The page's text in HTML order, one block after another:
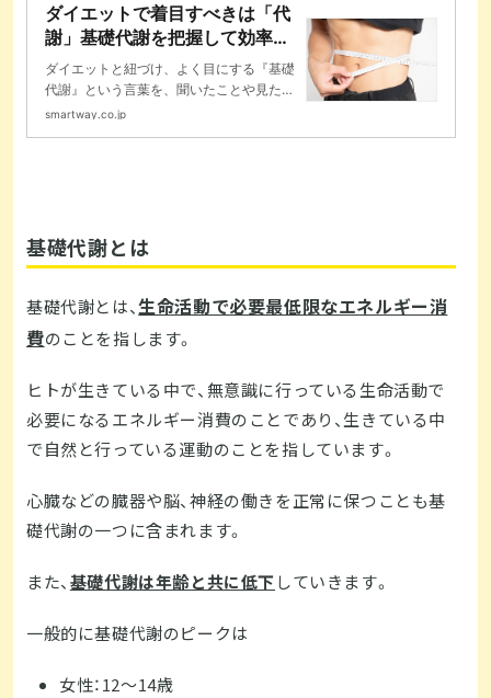
ダイエットで着目すべきは「代
謝」基礎代謝を把握して効率よ
くダイエット｜コラム｜コラム
｜20分フィットネス スマート
ウェイ
ダイエットと紐づけ、よく目にする『基礎
代謝』という言葉を、聞いたことや見たこ
とがあっても実際にどんなものなのか？を
smartway.co.jp
基礎代謝とは
基礎代謝とは、生命活動で必要最低限なエネルギー消
費のことを指します。
ヒトが生きている中で、無意識に行っている生命活動で
必要になるエネルギー消費のことであり、生きている中
で自然と行っている運動のことを指しています。
心臓などの臓器や脳、神経の働きを正常に保つことも基
礎代謝の一つに含まれます。
また、基礎代謝は年齢と共に低下 していきます。
一般的に基礎代謝のピークは
女性：12～14歳